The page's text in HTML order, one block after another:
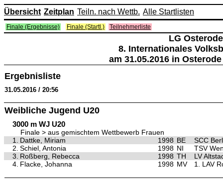
Übersicht Zeitplan Teiln. nach Wettb. Alle Startlisten
Finale (Ergebnisse) Finale (Startl.) Teilnehmerliste
LG Osterode
8. Internationales
am 31.05.2016 in
Ergebnisliste
31.05.2016 / 20:56
Weibliche Jugend U20
3000 m WJ U20
Finale > aus gemischtem Wettbewerb Frauen
1.
Dattke, Miriam 1998 BE
SCC
2. Schiel, Antonia 1998 NI
TSV
3. Roßberg, Rebecca 1998 TH
LV
4. Flacke, Johanna 1998 MV 1. LAV